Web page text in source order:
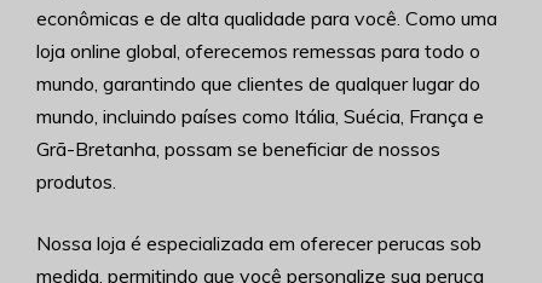
econômicas e de alta qualidade para você. Como uma
loja online global, oferecemos remessas para todo o
mundo, garantindo que clientes de qualquer lugar do
mundo, incluindo países como Itália, Suécia, França e
Grã-Bretanha, possam se beneficiar de nossos
produtos.
Nossa loja é especializada em oferecer perucas sob
medida, permitindo que você personalize sua peruca